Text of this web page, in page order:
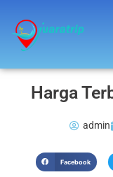
Harga
admin
Facebook